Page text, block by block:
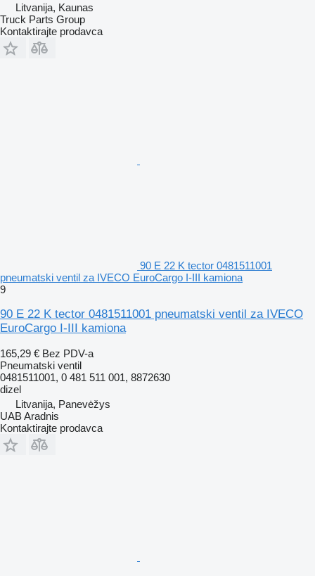
Litvanija, Kaunas
Truck Parts Group
Kontaktirajte prodavca
90 E 22 K tector 0481511001
pneumatski ventil za IVECO EuroCargo I-III kamiona
9
90 E 22 K tector 0481511001 pneumatski ventil za IVECO
EuroCargo I-III kamiona
165,29 € Bez PDV-a
Pneumatski ventil
0481511001, 0 481 511 001, 8872630
dizel
Litvanija, Panevėžys
UAB Aradnis
Kontaktirajte prodavca